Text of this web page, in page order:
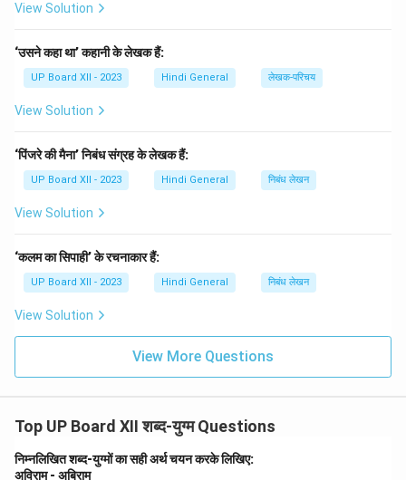
View Solution
‘उसने कहा था’ कहानी के लेखक हैं:
UP Board XII - 2023 Hindi General लेखक-परिचय
View Solution
‘पिंजरे की मैना’ निबंध संग्रह के लेखक हैं:
UP Board XII - 2023 Hindi General निबंध लेखन
View Solution
‘कलम का सिपाही’ के रचनाकार हैं:
UP Board XII - 2023 Hindi General निबंध लेखन
View Solution
View More Questions
Top UP Board XII शब्द-युग्म Questions
निम्नलिखित शब्द-युग्मों का सही अर्थ चयन करके लिखिए:
अविराम - अबिराम